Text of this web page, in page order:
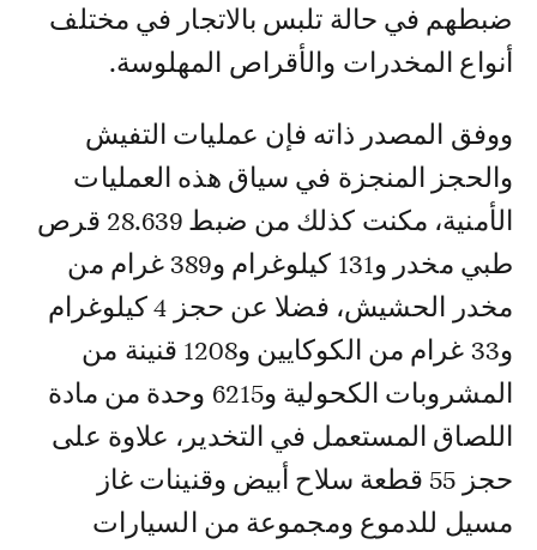
ضبطهم في حالة تلبس بالاتجار في مختلف
أنواع المخدرات والأقراص المهلوسة.
ووفق المصدر ذاته فإن عمليات التفيش
والحجز المنجزة في سياق هذه العمليات
الأمنية، مكنت كذلك من ضبط 28.639 قرص
طبي مخدر و131 كيلوغرام و389 غرام من
مخدر الحشيش، فضلا عن حجز 4 كيلوغرام
و33 غرام من الكوكايين و1208 قنينة من
المشروبات الكحولية و6215 وحدة من مادة
اللصاق المستعمل في التخدير، علاوة على
حجز 55 قطعة سلاح أبيض وقنينات غاز
مسيل للدموع ومجموعة من السيارات